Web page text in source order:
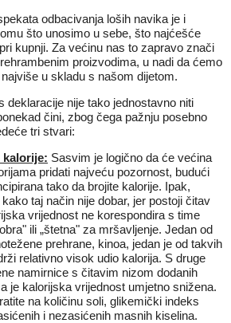
odbacivanja loših navika je i
što unosimo u sebe, što najćešće
kupnji. Za većinu nas to zapravo znači
proizvodima, u nadi da ćemo
u skladu s našom dijetom.
deklaracije nije tako jednostavno niti
čini, zbog čega pažnju posebno
tri stvari:
kalorije: Sasvim je logično da će većina
pridati najveću pozornost, budući
tako da brojite kalorije. Ipak,
taj način nije dobar, jer postoji čitav
vrijednost ne korespondira s time
ili „štetna" za mršavljenje. Jedan od
prehrane, kinoa, jedan je od takvih
relativno visok udio kalorija. S druge
namirnice s čitavim nizom dodanih
je kalorijska vrijednost umjetno snižena.
na količinu soli, glikemički indeks
i nezasićenih masnih kiselina.